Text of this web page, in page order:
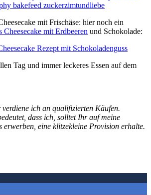
mit Frischäse: hier noch ein
mit Erdbeeren und Schokolade:
Tag und immer leckeres Essen auf dem
ich an qualifizierten Käufen.
dass ich, solltet Ihr auf meine
erwerben, eine klitzekleine Provision erhalte.